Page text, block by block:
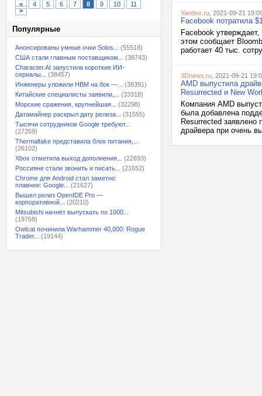
< 4 5 6 7 8 9 10
11
>
Популярные
Анонсированы умные очки Solos...
(55518)
США стали главным поставщиком...
(38743)
Character.AI запустила короткие ИИ-
сериалы...
(38457)
Инженеры уложили HBM на бок —...
(38391)
Китайские специалисты заявили,...
(33318)
Морские сражения, крупнейшая...
(32298)
Датамайнер раскрыл дату релиза...
(31555)
Тысячи сотрудников Google требуют...
(27259)
Thermaltake представила блок питания,...
(26102)
Xbox отметила выход дополнения...
(22693)
Россияне стали звонить и писать...
(21652)
Chrome для Android стал заметно
плавнее: Google...
(21627)
Вышел релиз OpenIDE Pro —
корпоративной...
(20210)
Mitsubishi начнёт выпускать по 1000...
(19768)
Owlcat починила Warhammer 40,000: Rogue
Trader...
(19144)
Yandex.ru , 2021-09-21
Facebook потратила
Facebook
этом сообщает
работает 40 тыс.
3Dnews.ru , 2021-09-21
AMD выпустила
Resurrected и New
Компания AMD
была добавлена
Resurrected
драйвера при очень